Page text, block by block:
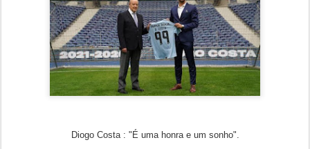
Diogo Costa : "É uma honra e um sonho".